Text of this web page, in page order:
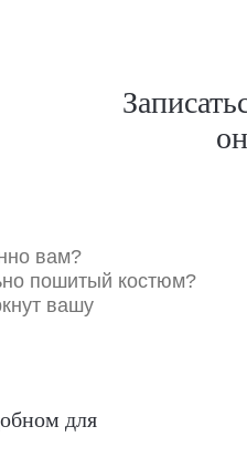
вам?
пошитый костюм?
вашу
для